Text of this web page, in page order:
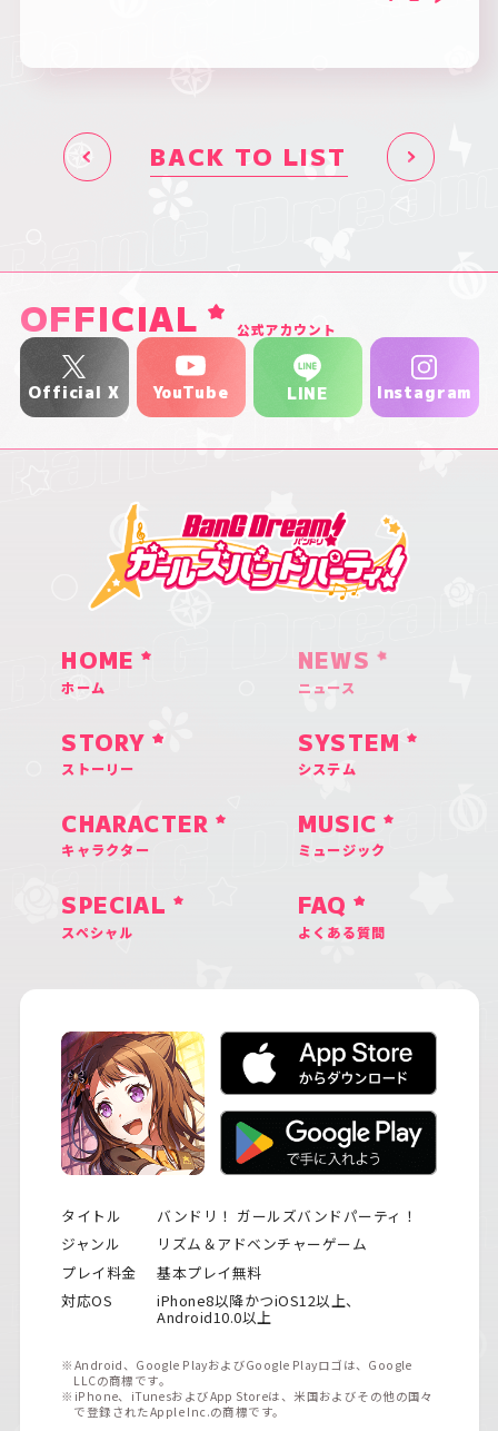
BACK TO LIST
OFFICIAL 公式アカウント
Official X YouTube LINE Instagram
HOME
ホーム
NEWS
ニュース
STORY
ストーリー
SYSTEM
システム
CHARACTER
キャラクター
MUSIC
ミュージック
SPECIAL
スペシャル
FAQ
よくある質問
タイトル
バンドリ！ ガールズバンドパーティ！
ジャンル
リズム＆アドベンチャーゲーム
プレイ料金
基本プレイ無料
対応OS
iPhone8以降かつiOS12以上、
Android10.0以上
※Android、Google PlayおよびGoogle Playロゴは、Google
LLCの商標です。
※iPhone、iTunesおよびApp Storeは、米国およびその他の国々
で登録されたApple Inc.の商標です。